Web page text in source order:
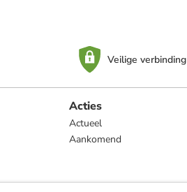
Veilige verbinding
Acties
Actueel
Aankomend